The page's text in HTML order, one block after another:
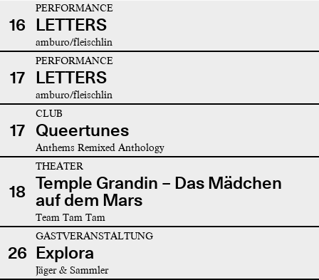
16
PERFORMANCE
LETTERS
amburo/fleischlin
17
PERFORMANCE
LETTERS
amburo/fleischlin
17
CLUB
Queertunes
Anthems Remixed Anthology
18
THEATER
Temple Grandin – Das Mädchen
auf dem Mars
Team Tam Tam
26
GASTVERANSTALTUNG
Explora
Jäger & Sammler